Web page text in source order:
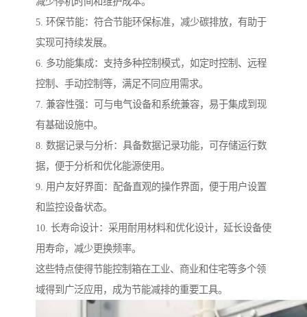
5. 环保节能：符合节能环保标准，减少碳排放，有助于
实现可持续发展。
6. 多功能集成：支持多种控制模式，如定时控制、远程
控制、手动控制等，满足不同应用需求。
7. 兼容性强：可与电气设备和系统兼容，易于集成到现
有基础设施中。
8. 数据记录与分析：具备数据记录功能，可存储运行数
据，便于分析和优化能源使用。
9. 用户友好界面：配备直观的操作界面，便于用户设置
和监控设备状态。
10. 长寿命设计：采用耐用材料和优化设计，延长设备使
用寿命，减少更换频率。
这些特点使得节能控制箱在工业、商业和住宅等多个领
域得到广泛应用，成为节能减排的重要工具。